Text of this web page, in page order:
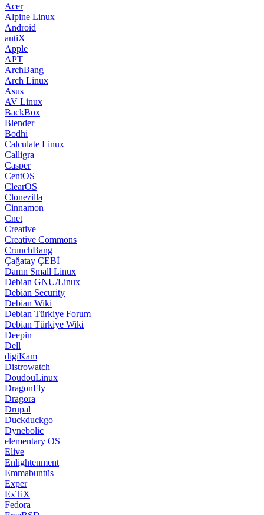
Acer
Alpine Linux
Android
antiX
Apple
APT
ArchBang
Arch Linux
Asus
AV Linux
BackBox
Blender
Bodhi
Calculate Linux
Calligra
Casper
CentOS
ClearOS
Clonezilla
Cinnamon
Cnet
Creative
Creative Commons
CrunchBang
Çağatay ÇEBİ
Damn Small Linux
Debian GNU/Linux
Debian Security
Debian Wiki
Debian Türkiye Forum
Debian Türkiye Wiki
Deepin
Dell
digiKam
Distrowatch
DoudouLinux
DragonFly
Dragora
Drupal
Duckduckgo
Dynebolic
elementary OS
Elive
Enlightenment
Emmabuntüs
Exper
ExTiX
Fedora